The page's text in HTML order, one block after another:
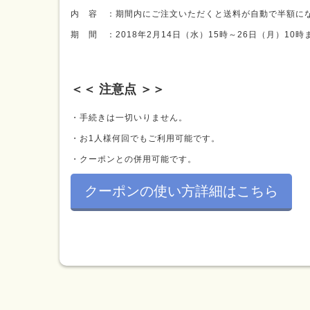
内 容 ：期間内にご注文いただくと送料が自動で半額に
期 間 ：2018年2月14日（水）15時～26日（月）10時
＜＜ 注意点 ＞＞
・手続きは一切いりません。
・お1人様何回でもご利用可能です。
・クーポンとの併用可能です。
クーポンの使い方詳細はこちら